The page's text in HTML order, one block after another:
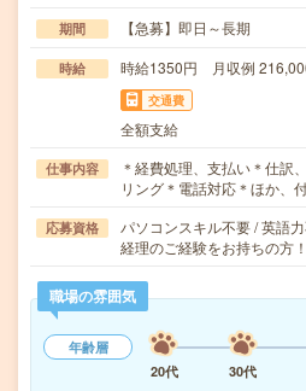
期間 【急募】即日～長期
時給 時給1350円 月収例
交通費
全額支給
仕事内容
＊経費処理、支払い＊仕訳
リング＊電話対応＊ほか、
応募資格
パソコンスキル不要 / 英語
経理のご経験をお持ちの方！
職場の雰囲気
年齢層
20代
30代